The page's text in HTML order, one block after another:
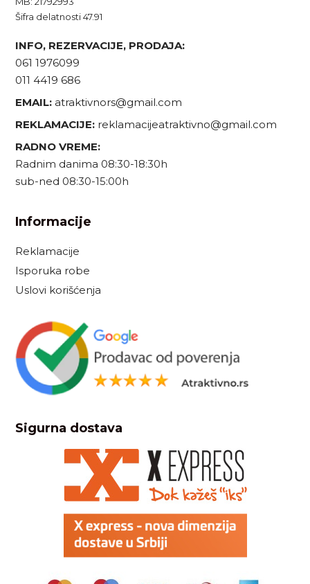
Šifra delatnosti 47.91
INFO, REZERVACIJE, PRODAJA:
061 1976099
011 4419 686
EMAIL: atraktivnors@gmail.com
REKLAMACIJE: reklamacijeatraktivno@gmail.com
RADNO VREME:
Radnim danima 08:30-18:30h
sub-ned 08:30-15:00h
Informacije
Reklamacije
Isporuka robe
Uslovi korišćenja
Sigurna dostava